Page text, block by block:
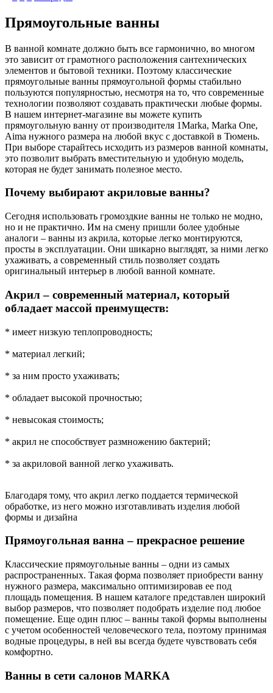
Прямоугольные ванны
В ванной комнате должно быть все гармонично, во многом
это зависит от грамотного расположения сантехнических
элементов и бытовой техники. Поэтому классические
прямоугольные ванны прямоугольной формы стабильно
пользуются популярностью, несмотря на то, что современные
технологии позволяют создавать практически любые формы.
В нашем интернет-магазине вы можете купить
прямоугольную ванну от производителя 1Marka, Marka One,
Aima нужного размера на любой вкус с доставкой в Тюмень.
При выборе старайтесь исходить из размеров ванной комнаты,
это позволит выбрать вместительную и удобную модель,
которая не будет занимать полезное место.
Почему выбирают акриловые ванны?
Сегодня использовать громоздкие ванны не только не модно,
но и не практично. Им на смену пришли более удобные
аналоги – ванны из акрила, которые легко монтируются,
просты в эксплуатации. Они шикарно выглядят, за ними легко
ухаживать, а современный стиль позволяет создать
оригинальный интерьер в любой ванной комнате.
Акрил – современный материал, который
обладает массой преимуществ:
* имеет низкую теплопроводность;
* материал легкий;
* за ним просто ухаживать;
* обладает высокой прочностью;
* невысокая стоимость;
* акрил не способствует размножению бактерий;
* за акриловой ванной легко ухаживать.
Благодаря тому, что акрил легко поддается термической
обработке, из него можно изготавливать изделия любой
формы и дизайна
Прямоугольная ванна – прекрасное решение
Классические прямоугольные ванны – одни из самых
распространенных. Такая форма позволяет приобрести ванну
нужного размера, максимально оптимизировав ее под
площадь помещения. В нашем каталоге представлен широкий
выбор размеров, что позволяет подобрать изделие под любое
помещение. Еще один плюс – ванны такой формы выполнены
с учетом особенностей человеческого тела, поэтому принимая
водные процедуры, в ней вы всегда будете чувствовать себя
комфортно.
Ванны в сети салонов MARKA